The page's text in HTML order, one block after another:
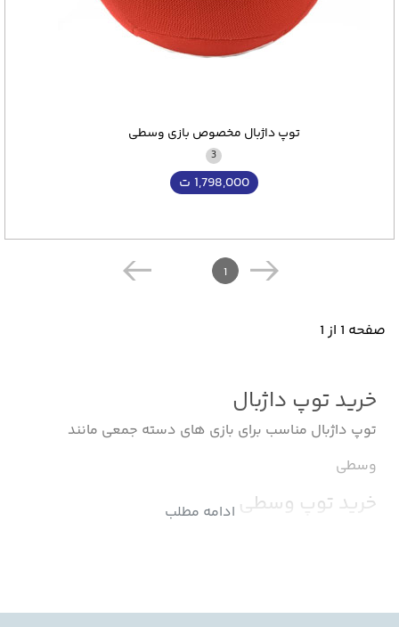
توپ داژبال مخصوص بازی وسطی
3
1,798,000 ت
1
صفحه 1 از 1
خرید توپ داژبال
توپ داژبال مناسب برای بازی های دسته جمعی مانند
وسطی
خرید توپ وسطی
خرید توپ وسط دری
ادامه مطلب